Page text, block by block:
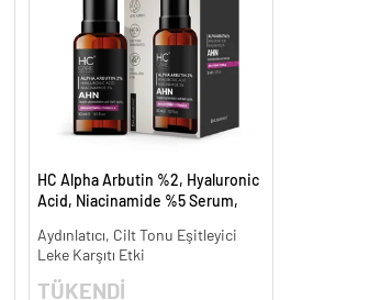
HC Alpha Arbutin %2, Hyaluronic
Acid, Niacinamide %5 Serum,
Aydınlatıcı, Cilt Tonu Eşitleyici
Leke Karşıtı Etki
TÜKENDİ